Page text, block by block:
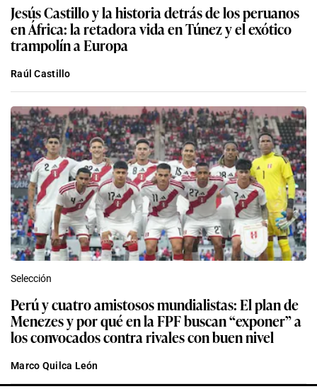
Jesús Castillo y la historia detrás de los peruanos
en África: la retadora vida en Túnez y el exótico
trampolín a Europa
Raúl Castillo
Selección
Perú y cuatro amistosos mundialistas: El plan de
Menezes y por qué en la FPF buscan “exponer” a
los convocados contra rivales con buen nivel
Marco Quilca León